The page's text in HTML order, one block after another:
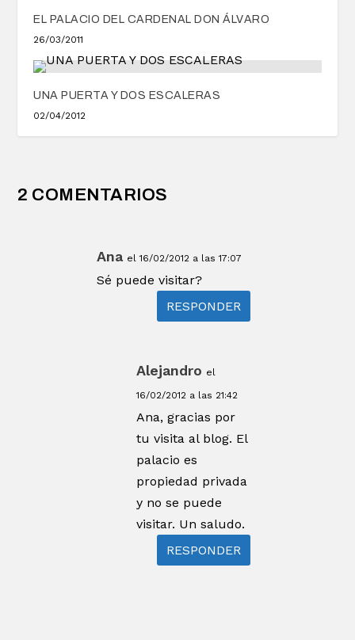
EL PALACIO DEL CARDENAL DON ÁLVARO
26/03/2011
UNA PUERTA Y DOS ESCALERAS
02/04/2012
2 COMENTARIOS
Ana el 16/02/2012 a las 17:07
Sé puede visitar?
RESPONDER
Alejandro el
16/02/2012 a las 21:42
Ana, gracias por
tu visita al blog. El
palacio es
propiedad privada
y no se puede
visitar. Un saludo.
RESPONDER